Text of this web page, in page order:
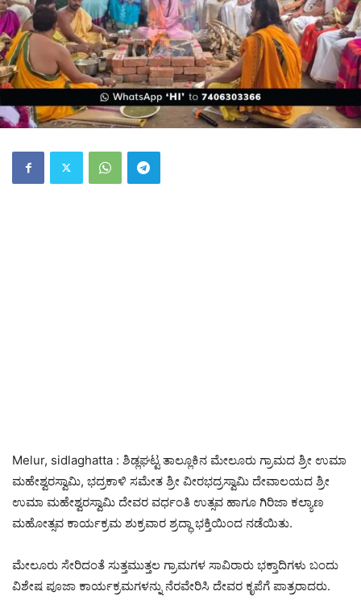
Melur, sidlaghatta : ಶಿಡ್ಲಘಟ್ಟ ತಾಲ್ಲೂಕಿನ ಮೇಲೂರು ಗ್ರಾಮದ ಶ್ರೀ ಉಮಾ
ಮಹೇಶ್ವರಸ್ವಾಮಿ, ಭದ್ರಕಾಳಿ ಸಮೇತ ಶ್ರೀ ವೀರಭದ್ರಸ್ವಾಮಿ ದೇವಾಲಯದ ಶ್ರೀ
ಉಮಾ ಮಹೇಶ್ವರಸ್ವಾಮಿ ದೇವರ ವರ್ಧಂತಿ ಉತ್ಸವ ಹಾಗೂ ಗಿರಿಜಾ ಕಲ್ಯಾಣ
ಮಹೋತ್ಸವ ಕಾರ್ಯಕ್ರಮ ಶುಕ್ರವಾರ ಶ್ರದ್ಧಾ ಭಕ್ತಿಯಿಂದ ನಡೆಯಿತು.
ಮೇಲೂರು ಸೇರಿದಂತೆ ಸುತ್ತಮುತ್ತಲ ಗ್ರಾಮಗಳ ಸಾವಿರಾರು ಭಕ್ತಾದಿಗಳು ಬಂದು
ವಿಶೇಷ ಪೂಜಾ ಕಾರ್ಯಕ್ರಮಗಳನ್ನು ನೆರವೇರಿಸಿ ದೇವರ ಕೃಪೆಗೆ ಪಾತ್ರರಾದರು.